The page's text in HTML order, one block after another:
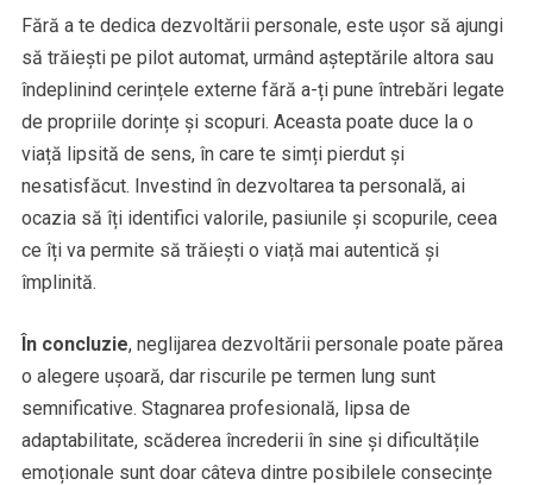
Fără a te dedica dezvoltării personale, este ușor să ajungi
să trăiești pe pilot automat, urmând așteptările altora sau
îndeplinind cerințele externe fără a-ți pune întrebări legate
de propriile dorințe și scopuri. Aceasta poate duce la o
viață lipsită de sens, în care te simți pierdut și
nesatisfăcut. Investind în dezvoltarea ta personală, ai
ocazia să îți identifici valorile, pasiunile și scopurile, ceea
ce îți va permite să trăiești o viață mai autentică și
împlinită.
În concluzie, neglijarea dezvoltării personale poate părea
o alegere ușoară, dar riscurile pe termen lung sunt
semnificative. Stagnarea profesională, lipsa de
adaptabilitate, scăderea încrederii în sine și dificultățile
emoționale sunt doar câteva dintre posibilele consecințe